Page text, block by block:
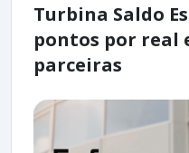
Turbina Saldo
pontos por real
parceiras